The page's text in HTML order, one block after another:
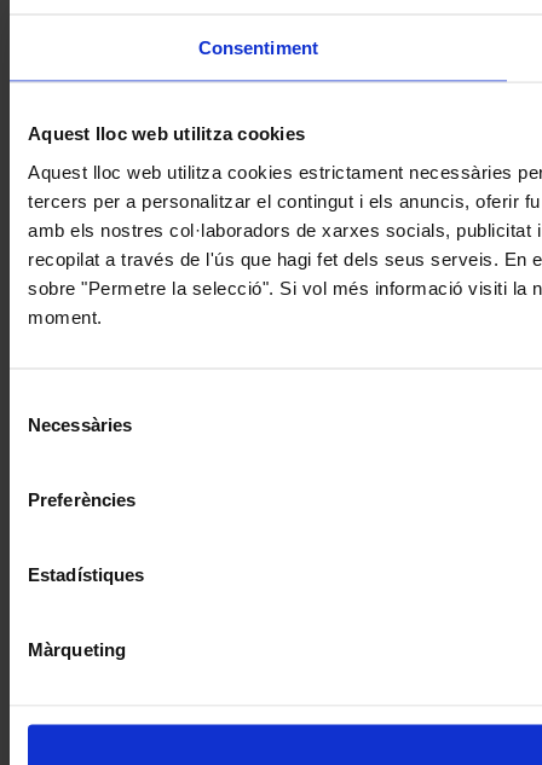
Consentiment
Aquest lloc web utilitza cookies
Aquest lloc web utilitza cookies estrictament necessàries
tercers per a personalitzar el contingut i els anuncis, oferir
amb els nostres col·laboradors de xarxes socials,
recopilat a través de l'ús que hagi fet dels seus serveis. En
sobre "Permetre la selecció". Si vol més informació visiti la
moment.
Necessàries
Preferències
Estadístiques
Màrqueting